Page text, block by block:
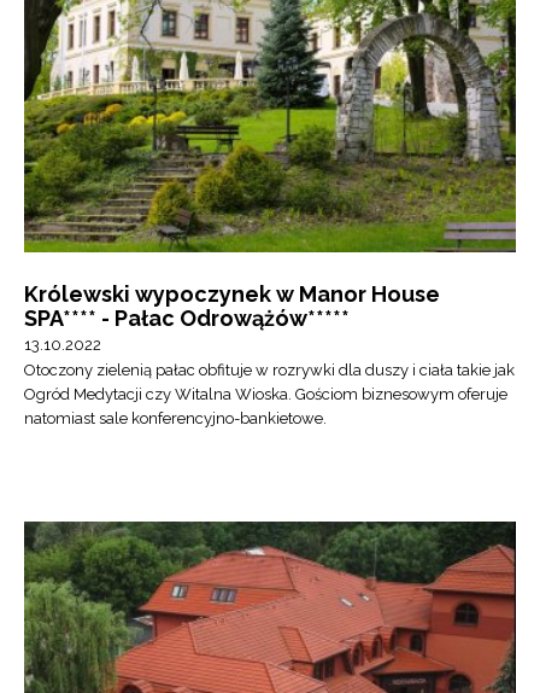
Królewski wypoczynek w Manor House
SPA**** - Pałac Odrowążów*****
13.10.2022
Otoczony zielenią pałac obfituje w rozrywki dla duszy i ciała takie jak
Ogród Medytacji czy Witalna Wioska. Gościom biznesowym oferuje
natomiast sale konferencyjno-bankietowe.